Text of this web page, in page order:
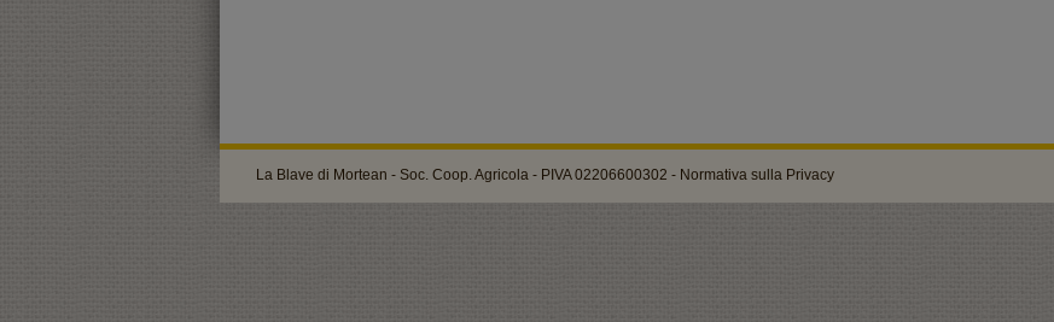
La Blave di Mortean - Soc. Coop. Agricola - PIVA 02206600302 - Normativa sulla Privacy